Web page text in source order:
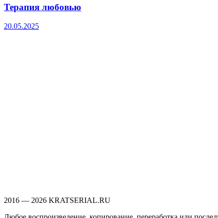
Терапия любовью
20.05.2025
2016 — 2026 KRATSERIAL.RU